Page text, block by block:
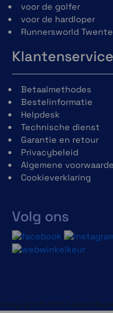
voor de golfer
voor de hardloper
Runnersworld Twente
Klantenservice
Betaalmethodes
Bestelinformatie
Helpdesk
Technische dienst
Garantie en retour
Privacybeleid
Algemene
Cookieverklaring
Volg ons
Copyright © 2013-heden